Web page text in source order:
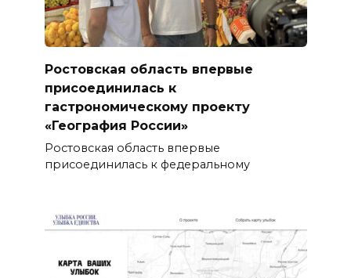
Ростовская область впервые
присоединилась к
гастрономическому проекту
«География России»
Ростовская область впервые
присоединилась к федеральному